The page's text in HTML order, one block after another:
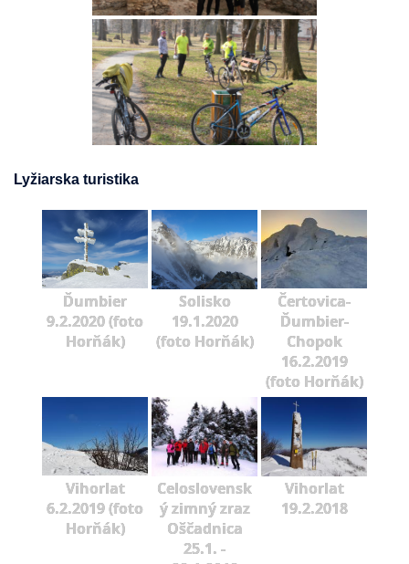
Lyžiarska turistika
Ďumbier
9.2.2020 (foto
Horňák)
Solisko
19.1.2020
(foto Horňák)
Čertovica-
Ďumbier-
Chopok
16.2.2019
(foto Horňák)
Vihorlat
6.2.2019 (foto
Horňák)
Celoslovensk
ý zimný zraz
Oščadnica
25.1. -
Vihorlat
19.2.2018